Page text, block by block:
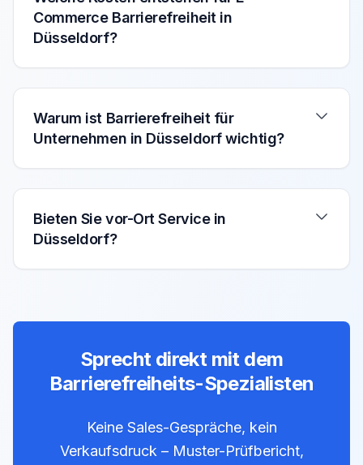
Commerce Barrierefreiheit in
Düsseldorf?
Warum ist Barrierefreiheit für
Unternehmen in Düsseldorf wichtig?
Bieten Sie vor-Ort Service in
Düsseldorf?
Sprecht direkt mit dem
Barrierefreiheits-Spezialisten
Keine Sales-Gespräche, kein
Verkaufsdruck – Muster-Prüfbericht,